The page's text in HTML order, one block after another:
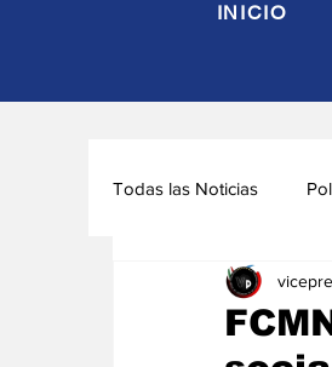
INICIO
Todas las Noticias
Seguridad y Defensa